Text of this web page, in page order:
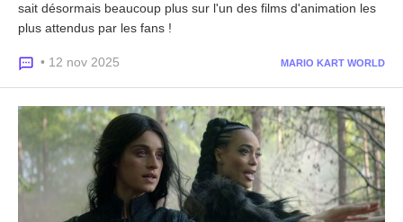
sait désormais beaucoup plus sur l'un des films d'animation les
plus attendus par les fans !
• 12 nov 2025 MARIO KART WORLD